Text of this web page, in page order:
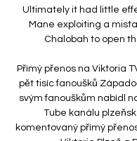
Ultimately it had little
Mane exploiting a
Chalobah to open
Přímý přenos na Viktoria
pět tisíc fanoušků
svým fanouškům nabídl
Tube kanálu
komentovaný přímý